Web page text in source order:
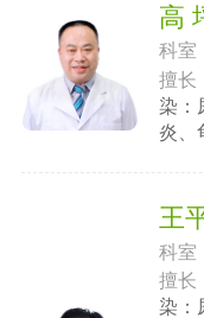
高
科室
擅长
染：
炎、
王
科室
擅长
染：